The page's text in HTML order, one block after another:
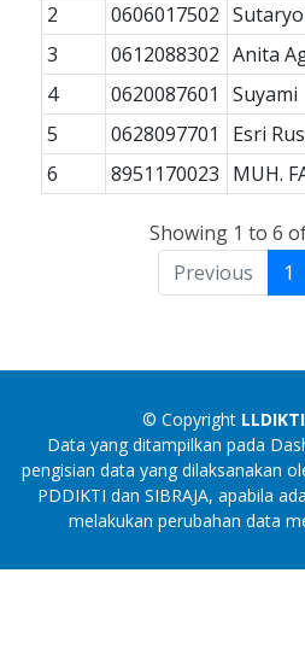
2
0606017502
3
0612088302 Anita
4
0620087601
Suyami
5
0628097701
Esri
6
8951170023 MUH.
Showing 1 to 6
Previous
1
© Copyright
Data yang ditampilkan pada
pengisian data yang dilaksanakan
PDDIKTI dan SIBRAJA, apabila
melakukan perubahan data